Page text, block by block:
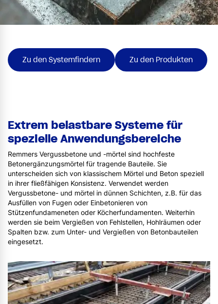
Zu den Systemfindern Zu den Produkten
Extrem belastbare Systeme für
spezielle Anwendungsbereiche
Remmers Vergussbetone und -mörtel sind hochfeste
Betonergänzungsmörtel für tragende Bauteile. Sie
unterscheiden sich von klassischem Mörtel und Beton speziell
in ihrer fließfähigen Konsistenz. Verwendet werden
Vergussbetone- und mörtel in dünnen Schichten, z.B. für das
Ausfüllen von Fugen oder Einbetonieren von
Stützenfundameneten oder Köcherfundamenten. Weiterhin
werden sie beim Vergießen von Fehlstellen, Hohlräumen oder
Spalten bzw. zum Unter- und Vergießen von Betonbauteilen
eingesetzt.